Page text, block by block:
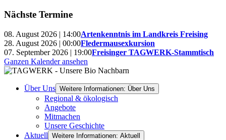
Nächste Termine
08. August 2026 | 14:00Artenkenntnis im Landkreis Freising
28. August 2026 | 00:00Fledermausexkursion
07. September 2026 | 19:00Freisinger TAGWERK-Stammtisch
Ganzen Kalender ansehen
Über Uns Weitere Informationen: Über Uns
Regional & ökologisch
Angebote
Mitmachen
Unsere Geschichte
Aktuell Weitere Informationen: Aktuell